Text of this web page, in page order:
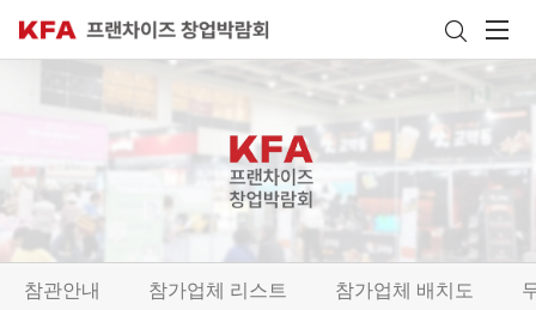
참관안내 참가업체 리스트 참가업체 배치도